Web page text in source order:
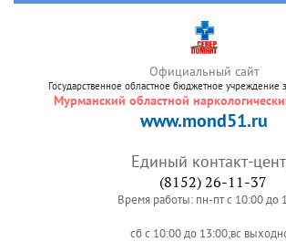
Официальный сайт
Государственное областное бюджетное учреждение
Мурманский областной
www.mond51.ru
Единый контакт-
(8152) 26-11-37
Время работы: пн-пт с 10:00 до
сб с 10:00 до 13:00;вс